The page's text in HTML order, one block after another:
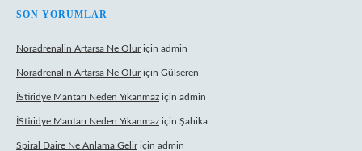
SON YORUMLAR
Noradrenalin Artarsa Ne Oluriçin admin
Noradrenalin Artarsa Ne Oluriçin Gülseren
İStiridye Mantarı Neden Yıkanmaz için admin
İStiridye Mantarı Neden Yıkanmaz için Şahika
Spiral Daire Ne Anlama Geliriçin admin